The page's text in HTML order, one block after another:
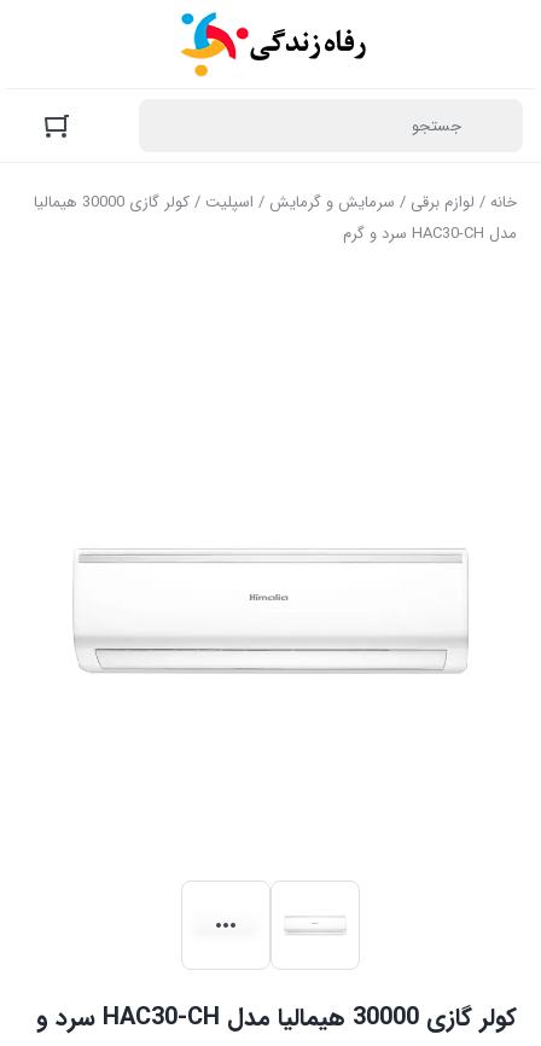
خانه/ لوازم برقی / سرمایش و گرمایش / اسپلیت
/ کولر گازی 30000 هیمالیا
مدل HAC30-CH سرد و گرم
کولر گازی 30000 هیمالیا مدل HAC30-CH سرد و